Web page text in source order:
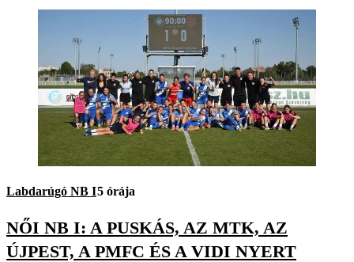
Labdarúgó NB I5 órája
NŐI NB I: A PUSKÁS, AZ MTK, AZ
ÚJPEST, A PMFC ÉS A VIDI NYERT